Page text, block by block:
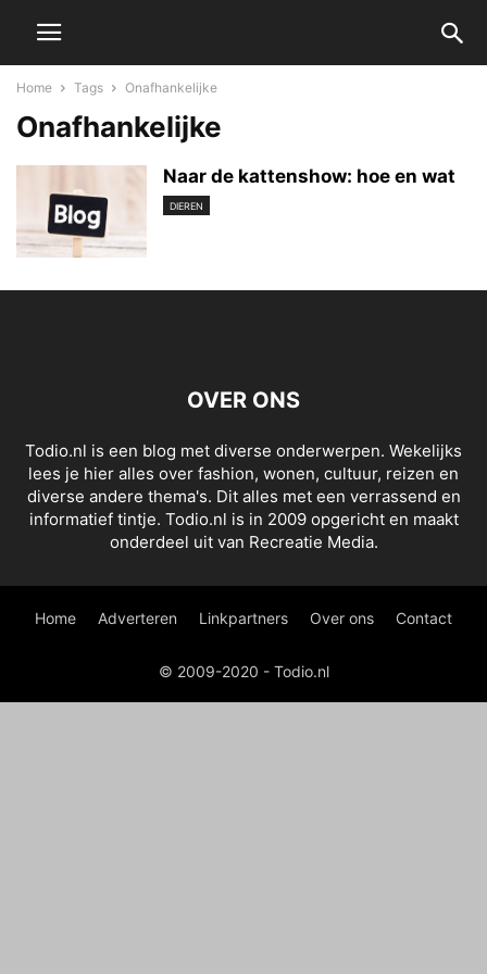
Home Tags Onafhankelijke
Onafhankelijke
Naar de kattenshow: hoe en wat
DIEREN
OVER ONS
Todio.nl is een blog met diverse onderwerpen. Wekelijks
lees je hier alles over fashion, wonen, cultuur, reizen en
diverse andere thema's. Dit alles met een verrassend en
informatief tintje. Todio.nl is in 2009 opgericht en maakt
onderdeel uit van Recreatie Media.
Home Adverteren Linkpartners Over ons Contact
© 2009-2020 - Todio.nl